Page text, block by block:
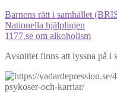
Barnens rätt i samhället
Nationella hjälplinjen
1177.se om alkoholism
Avsnittet finns att lyssna på i